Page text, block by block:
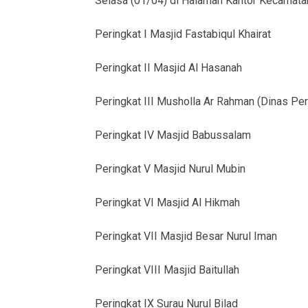
Peringkat I Masjid Fastabiqul Khairat
Peringkat II Masjid Al Hasanah
Peringkat III Musholla Ar Rahman (Dinas
Peringkat IV Masjid Babussalam
Peringkat V Masjid Nurul Mubin
Peringkat VI Masjid Al Hikmah
Peringkat VII Masjid Besar Nurul Iman
Peringkat VIII Masjid Baitullah
Peringkat IX Surau Nurul Bilad